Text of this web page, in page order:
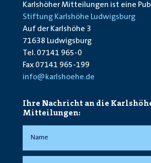
Karlshöher Mitteilungen ist eine
Stiftung Karlshöhe Ludwigsburg
Auf der Karlshöhe 3
71638 Ludwigsburg
Tel. 07141 965-0
Fax 07141 965-199
info@karlshoehe.de
Ihre Nachricht an die
Mitteilungen: